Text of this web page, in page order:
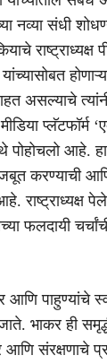
नव्या संधी
राष्ट्राध्यक्ष
असल्याचे
प्लॅटफॉर्म
पोहोचलो आहे. हा
करण्याची
राष्ट्राध्यक्ष
फलदायी
आणि पाहुण्यांचे
भाकर ही
संरक्षणाचे